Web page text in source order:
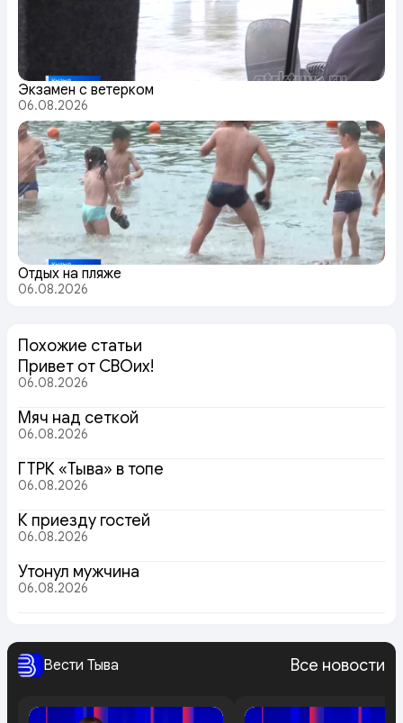
Экзамен с ветерком
06.08.2026
Отдых на пляже
06.08.2026
Похожие статьи
Привет от СВОих!
06.08.2026
Мяч над сеткой
06.08.2026
ГТРК «Тыва» в топе
06.08.2026
К приезду гостей
06.08.2026
Утонул мужчина
06.08.2026
Вести Тыва Все новости